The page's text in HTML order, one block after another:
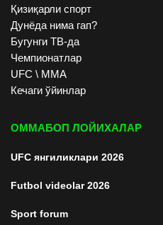
Қизиқарли спорт
Дунёда нима гап?
Бугунги ТВ-да
Чемпионатлар
UFC \ ММА
Кечаги ўйинлар
ОММАБОП ЛОЙИХАЛАР
UFC янгиликлари 2026
Futbol videolar 2026
Sport forum